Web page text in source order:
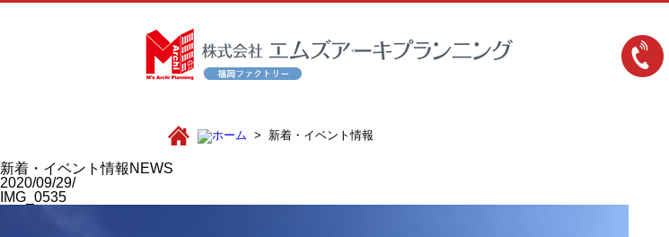
新着・イベント情報
新着・イベント情報 NEWS
2020/09/29/
IMG_0535